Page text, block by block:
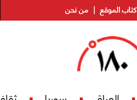
كتاب الموقع من نحن